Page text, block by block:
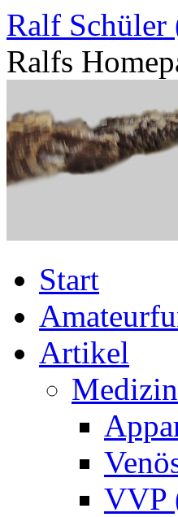
Zum
Inhalt
springen
Ralf
Ralfs
Start
Artikel
VVP